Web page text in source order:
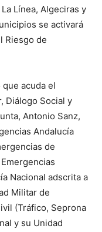
Línea, Algeciras y
se activará
Riesgo de
acuda el
Diálogo Social y
Antonio Sanz,
Andalucía
de
Nacional adscrita a
Militar de
(Tráfico, Seprona
y su Unidad